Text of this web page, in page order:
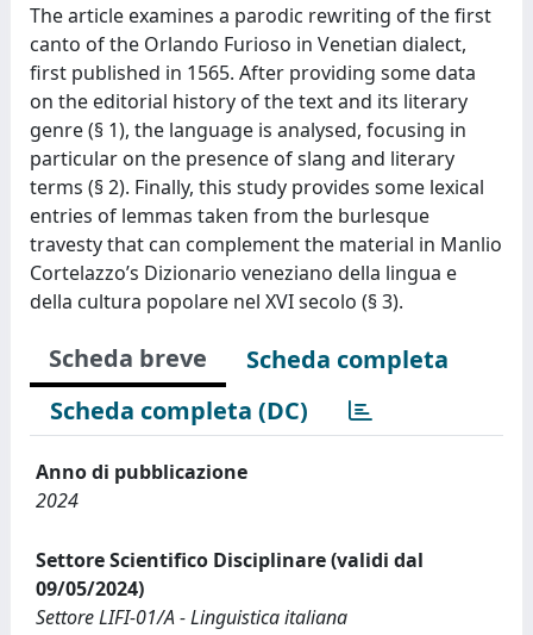
The article examines a parodic rewriting of the first
canto of the Orlando Furioso in Venetian dialect,
first published in 1565. After providing some data
on the editorial history of the text and its literary
genre (§ 1), the language is analysed, focusing in
particular on the presence of slang and literary
terms (§ 2). Finally, this study provides some lexical
entries of lemmas taken from the burlesque
travesty that can complement the material in Manlio
Cortelazzo’s Dizionario veneziano della lingua e
della cultura popolare nel XVI secolo (§ 3).
Scheda breve
Scheda completa
Scheda completa (DC)
Anno di pubblicazione
2024
Settore Scientifico Disciplinare (validi dal
09/05/2024)
Settore LIFI-01/A - Linguistica italiana